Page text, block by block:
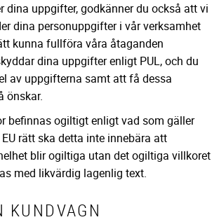
dina uppgifter, godkänner du också att vi
dina personuppgifter i vår verksamhet
kunna fullföra våra åtaganden
dina uppgifter enligt PUL, och du
av uppgifterna samt att få dessa
önskar.
befinnas ogiltigt enligt vad som gäller
rätt ska detta inte innebära att
blir ogiltiga utan det ogiltiga villkoret
med likvärdig lagenlig text.
KUNDVAGN